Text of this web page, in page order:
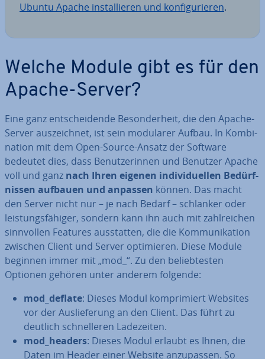
Ubuntu Apache in­stal­lie­ren und kon­fi­gu­rie­ren.
Welche Module gibt es für den
Apache-Server?
Eine ganz ent­schei­den­de Be­son­der­heit, die den Apache-
Server aus­zeich­net, ist sein modularer Aufbau. In Kom­bi­
na­ti­on mit dem Open-Source-Ansatz der Software
bedeutet dies, dass Be­nut­ze­rin­nen und Benutzer Apache
voll und ganz nach Ihren eigenen in­di­vi­du­el­len Be­dürf­
nis­sen aufbauen und anpassen können. Das macht
den Server nicht nur – je nach Bedarf – schlanker oder
leis­tungs­fä­hi­ger, sondern kann ihn auch mit zahl­rei­chen
sinn­vol­len Features aus­stat­ten, die die Kom­mu­ni­ka­ti­on
zwischen Client und Server op­ti­mie­ren. Diese Module
beginnen immer mit „mod_“. Zu den be­lieb­tes­ten
Optionen gehören unter anderem folgende:
mod_deflate: Dieses Modul kom­pri­miert Websites
vor der Aus­lie­fe­rung an den Client. Das führt zu
deutlich schnel­le­ren La­de­zei­ten.
mod_headers: Dieses Modul erlaubt es Ihnen, die
Daten im Header einer Website an­zu­pas­sen. So